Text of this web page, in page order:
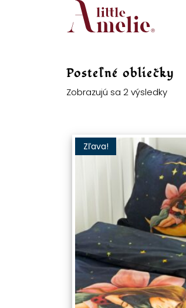
Posteľné obliečky
Zobrazujú sa 2 výsledky
Zľava!